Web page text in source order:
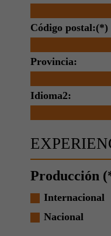
Código postal:(*)
Provincia:
Idioma2:
Producción
Internacional
Nacional